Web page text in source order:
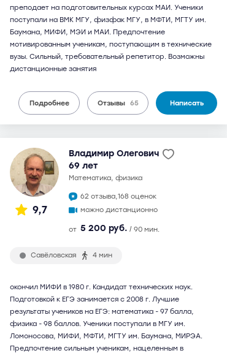
преподает на подготовительных курсах МАИ. Ученики
поступали на ВМК МГУ, физфак МГУ, в МФТИ, МГТУ им.
Баумана, МИФИ, МЭИ и МАИ. Предпочтение
мотивированным ученикам, поступающим в технические
вузы. Сильный, требовательный репетитор. Возможны
дистанционные занятия
Подробнее Отзывы 65 Написать
9,7
Владимир Олегович
69 лет
математика, физика
62 отзыва,168 оценок
можно дистанционно
от 5 200 руб. / 90 мин.
Савёловская 4 мин
окончил МИФИ в 1980 г. Кандидат технических наук.
Подготовкой к ЕГЭ занимается с 2008 г. Лучшие
результаты учеников на ЕГЭ: математика - 97 балла,
физика - 98 баллов. Ученики поступали в МГУ им.
Ломоносова, МИФИ, МФТИ, МГТУ им. Баумана, МИРЭА.
Предпочтение сильным ученикам, нацеленным в